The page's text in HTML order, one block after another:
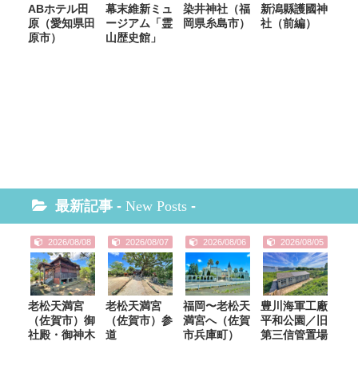
ABホテル田
原（愛知県田
原市）
幕末維新ミュ
ージアム「霊
山歴史館」
染井神社（福
岡県糸島市）
新潟縣護國神
社（前編）
最新記事 - New Posts -
2026/08/08
老松天満宮
（佐賀市）御
社殿・御神木
2026/08/07
老松天満宮
（佐賀市）参
道
2026/08/06
福岡〜老松天
満宮へ（佐賀
市兵庫町）
2026/08/05
豊川海軍工廠
平和公園／旧
第三信管置場